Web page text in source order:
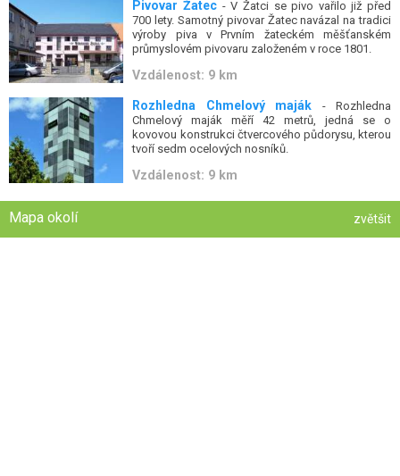
Pivovar Žatec - V Žatci se pivo vařilo již před
700 lety. Samotný pivovar Žatec navázal na tradici
výroby piva v Prvním žateckém měšťanském
průmyslovém pivovaru založeném v roce 1801.
Vzdálenost: 9 km
Rozhledna Chmelový maják - Rozhledna
Chmelový maják měří 42 metrů, jedná se o
kovovou konstrukci čtvercového půdorysu, kterou
tvoří sedm ocelových nosníků.
Vzdálenost: 9 km
Mapa okolí zvětšit